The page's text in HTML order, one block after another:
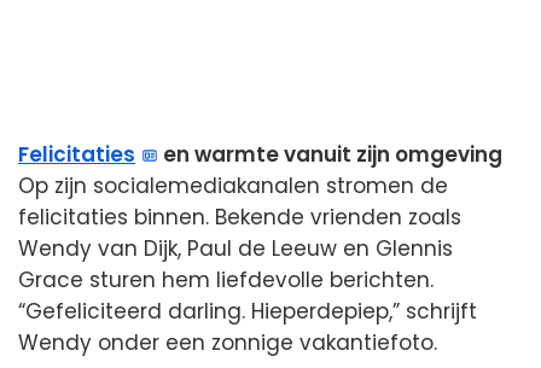
Felicitaties
en warmte vanuit zijn omgeving
Op zijn socialemediakanalen stromen de
felicitaties binnen. Bekende vrienden zoals
Wendy van Dijk, Paul de Leeuw en Glennis
Grace sturen hem liefdevolle berichten.
“Gefeliciteerd darling. Hieperdepiep,” schrijft
Wendy onder een zonnige vakantiefoto.